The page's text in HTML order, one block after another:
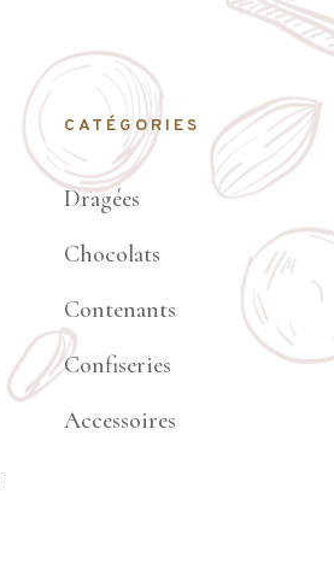
CATÉGORIES
Dragées
Chocolats
Contenants
Confiseries
Accessoires